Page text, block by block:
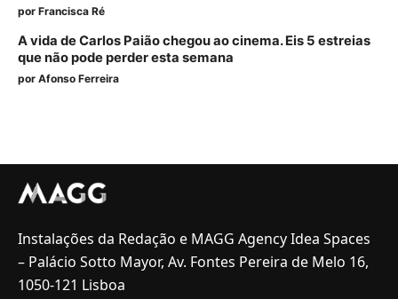
por Francisca Ré
A vida de Carlos Paião chegou ao cinema. Eis 5 estreias
que não pode perder esta semana
por Afonso Ferreira
Instalações da Redação e MAGG Agency Idea Spaces
– Palácio Sotto Mayor, Av. Fontes Pereira de Melo 16,
1050-121 Lisboa